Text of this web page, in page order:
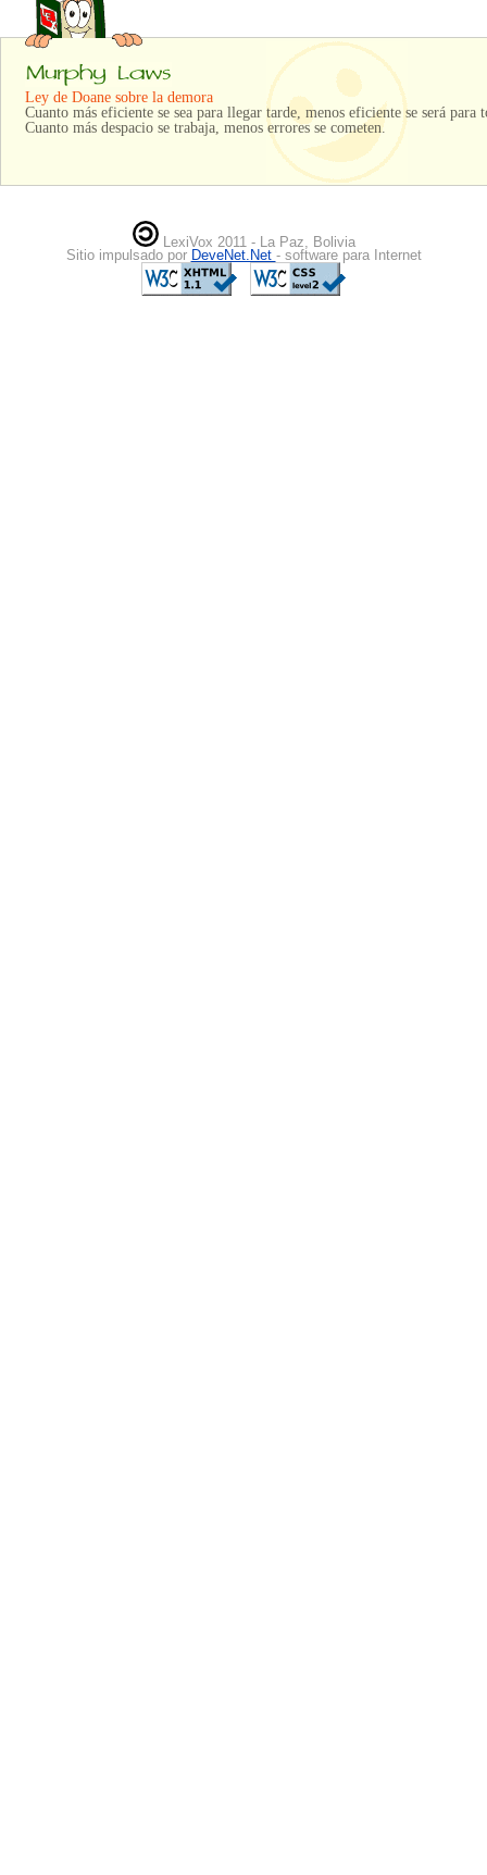
Ley de Doane sobre la demora
Cuanto más eficiente se sea para llegar tarde, menos eficiente se será para
Cuanto más despacio se trabaja, menos errores se cometen.
LexiVox 2011 - La Paz, Bolivia
Sitio impulsado por DeveNet.Net - software para Internet